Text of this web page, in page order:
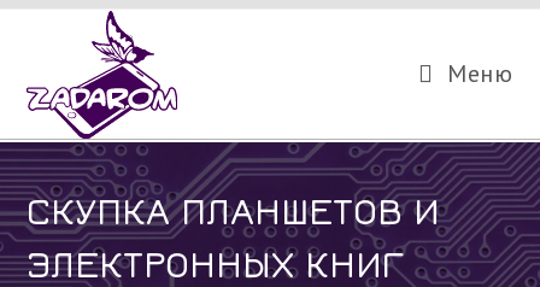
Меню
СКУПКА ПЛАНШЕТОВ И
ЭЛЕКТРОННЫХ КНИГ